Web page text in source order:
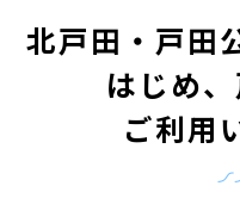
ー北戸田・戸田
はじめ、
ご利用